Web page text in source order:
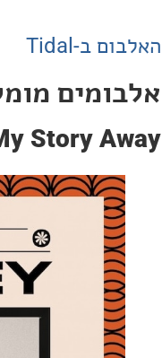
האלבום ב-Tidal
אלבומים
Story Away